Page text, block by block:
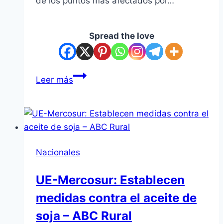
Spread the love
Leer másLuque:
viviendas
en
el
Nacionales
UE-Mercosur: Establecen
medidas contra el aceite de
soja – ABC Rural